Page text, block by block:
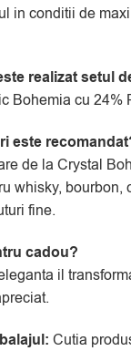
in conditii de
realizat setul
Bohemia cu 24%
este
de la Crystal
whisky, bourbon,
fine.
cadou?
il
Cutia